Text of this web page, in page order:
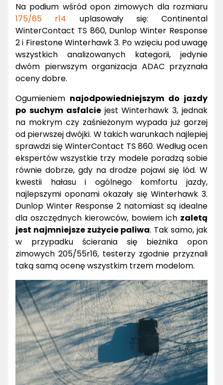
Na podium wśród opon zimowych dla rozmiaru
175/65 r14 uplasowały się: Continental
WinterContact TS 860, Dunlop Winter Response
2 i Firestone Winterhawk 3. Po wzięciu pod uwagę
wszystkich analizowanych kategorii, jedynie
dwóm pierwszym organizacja ADAC przyznała
oceny dobre.
Ogumieniem najodpowiedniejszym do jazdy
po suchym asfalciejest Winterhawk 3, jednak
na mokrym czy zaśnieżonym wypada już gorzej
od pierwszej dwójki. W takich warunkach najlepiej
sprawdzi się WinterContact TS 860. Według ocen
ekspertów wszystkie trzy modele poradzą sobie
równie dobrze, gdy na drodze pojawi się lód. W
kwestii hałasu i ogólnego komfortu jazdy,
najlepszymi oponami okazały się Winterhawk 3.
Dunlop Winter Response 2 natomiast są idealne
dla oszczędnych kierowców, bowiem ich zaletą
jest najmniejsze zużycie paliwa. Tak samo, jak
w przypadku ścierania się bieżnika opon
zimowych 205/55r16, testerzy zgodnie przyznali
taką samą ocenę wszystkim trzem modelom.